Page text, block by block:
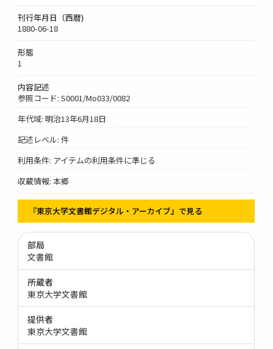
刊行年月日（西暦)
1880-06-18
形態
1
内容記述
参照コード: S0001/Mo033/0082
年代域: 明治13年6月18日
記述レベル: 件
利用条件: アイテムの利用条件に準じる
収蔵情報: 本郷
『東京大学文書館デジタル・アーカイブ』で見る
部局
文書館
所蔵者
東京大学文書館
提供者
東京大学文書館